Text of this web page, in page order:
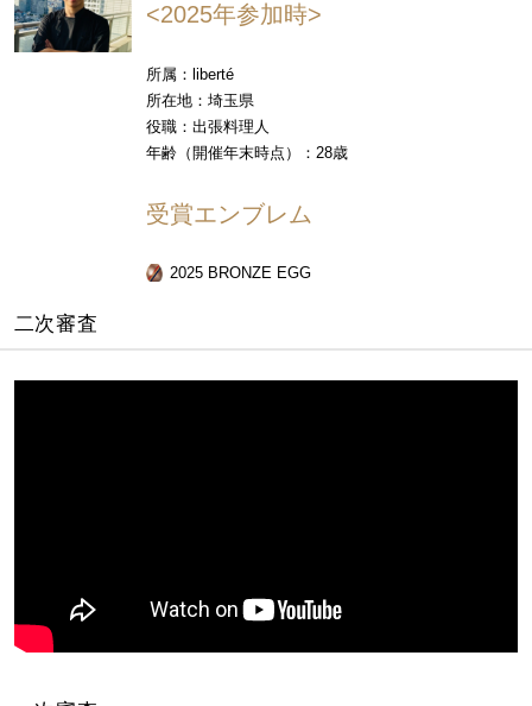
<2025年参加時>
所属：liberté
所在地：埼玉県
役職：出張料理人
年齢（開催年末時点）：28歳
受賞エンブレム
2025 BRONZE EGG
二次審査